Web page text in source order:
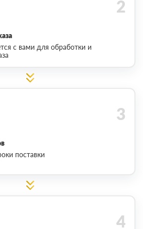
с вами для обработки и
поставки